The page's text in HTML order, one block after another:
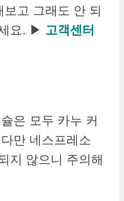
고 그래도 안 되
요. ▶ 고객센터
은 모두 카누 커
만 네스프레소
지 않으니 주의해